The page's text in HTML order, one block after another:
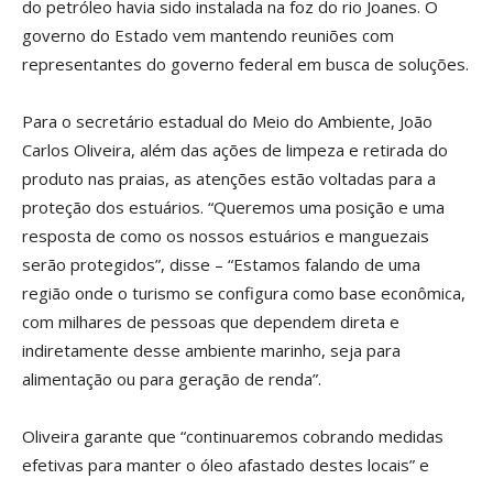
do petróleo havia sido instalada na foz do rio Joanes. O
governo do Estado vem mantendo reuniões com
representantes do governo federal em busca de soluções.
Para o secretário estadual do Meio do Ambiente, João
Carlos Oliveira, além das ações de limpeza e retirada do
produto nas praias, as atenções estão voltadas para a
proteção dos estuários. “Queremos uma posição e uma
resposta de como os nossos estuários e manguezais
serão protegidos”, disse – “Estamos falando de uma
região onde o turismo se configura como base econômica,
com milhares de pessoas que dependem direta e
indiretamente desse ambiente marinho, seja para
alimentação ou para geração de renda”.
Oliveira garante que “continuaremos cobrando medidas
efetivas para manter o óleo afastado destes locais” e